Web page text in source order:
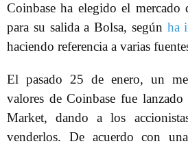
Coinbase ha elegido el
para su salida a Bolsa, según ha
haciendo referencia a varias
El pasado 25 de enero, un
valores de Coinbase fue
Market, dando a los
venderlos. De acuerdo con